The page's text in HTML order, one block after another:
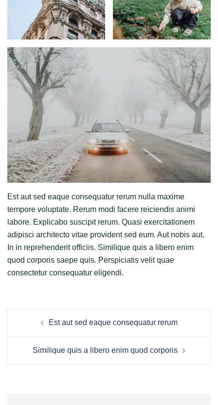
Est aut sed eaque consequatur rerum nulla maxime
tempore voluptate. Rerum modi facere reiciendis animi
labore. Explicabo suscipit rerum. Quasi exercitationem
adipisci architecto vitae provident sed eum. Aut nobis aut.
In in reprehenderit officiis. Similique quis a libero enim
quod corporis saepe quis. Perspiciatis velit quae
consectetur consequatur eligendi.
dolaşımıEst aut sed eaque consequatur rerum
Similique quis a libero enim quod corporis